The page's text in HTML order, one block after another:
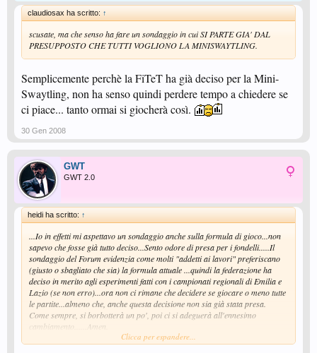
claudiosax ha scritto: ↑
scusate, ma che senso ha fare un sondaggio in cui SI PARTE GIA' DAL
PRESUPPOSTO CHE TUTTI VOGLIONO LA MINISWAYTLING.
Semplicemente perchè la FiTeT ha già deciso per la Mini-
Swaytling, non ha senso quindi perdere tempo a chiedere se
ci piace... tanto ormai si giocherà così.
30 Gen 2008
GWT
GWT 2.0
heidi ha scritto: ↑
...Io in effetti mi aspettavo un sondaggio anche sulla formula di gioco...non
sapevo che fosse già tutto deciso...Sento odore di presa per i fondelli.....Il
sondaggio del Forum evidenzia come molti "addetti ai lavori" preferiscano
(giusto o sbagliato che sia) la formula attuale ...quindi la federazione ha
deciso in merito agli esperimenti fatti con i campionati regionali di Emilia e
Lazio (se non erro)...ora non ci rimane che decidere se giocare o meno tutte
le partite...almeno che, anche questa decisione non sia già stata presa.
Come sempre, si borbotterà un po', poi ci si adeguerà all'ennesimo
cambiamento......Amen.
P.S.: Azz, vedo ora che è arrivata la mail della federazione per il
Clicca per espandere...